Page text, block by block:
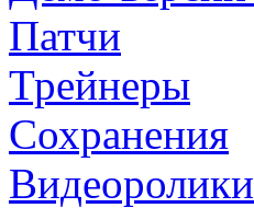
Патчи
Трейнеры
Сохранения
Видеоролики